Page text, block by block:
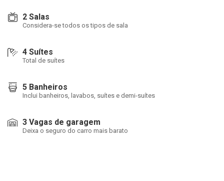
2 Salas
Considera-se todos os tipos de sala
4 Suítes
Total de suítes
5 Banheiros
Inclui banheiros, lavabos, suítes e demi-suítes
3 Vagas de garagem
Deixa o seguro do carro mais barato